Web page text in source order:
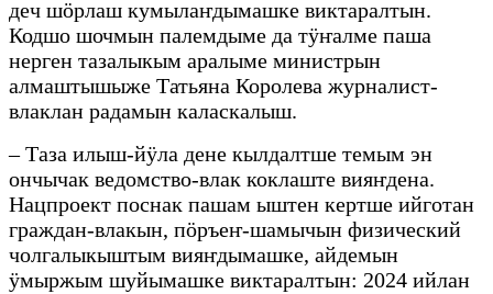
деч шӧрлаш кумылаҥдымашке виктаралтын.
Кодшо шочмын палемдыме да тӱҥалме паша
нерген тазалыкым аралыме министрын
алмаштышыже Татьяна Королева журналист-
влаклан радамын каласкалыш.
– Таза илыш-йӱла дене кылдалтше темым эн
ончычак ведомство-влак коклаште вияҥдена.
Нацпроект поснак пашам ыштен кертше ийготан
граждан-влакын, пӧръеҥ-шамычын физический
чолгалыкыштым вияҥдымашке, айдемын
ӱмыржым шуйымашке виктаралтын: 2024 ийлан